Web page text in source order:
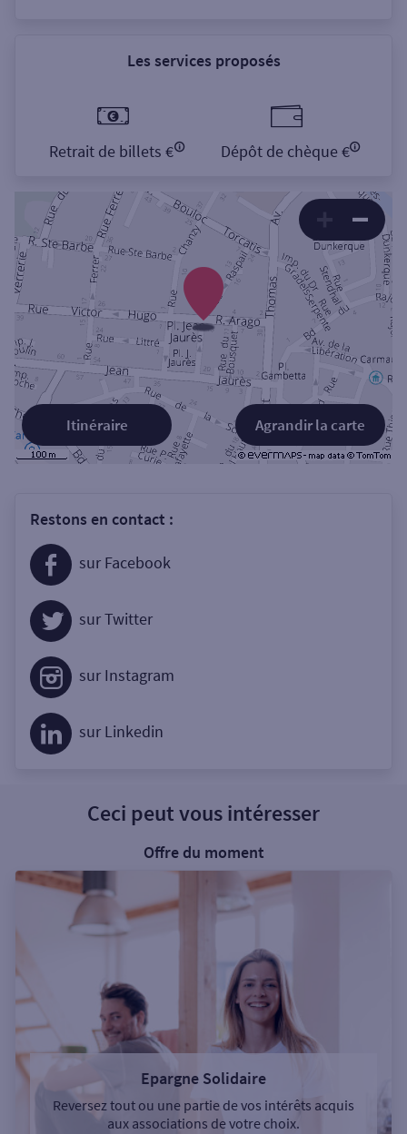
Les services proposés
Retrait de billets € Dépôt de chèque €
Agrandir la carte
Itinéraire
Restons en contact :
sur Facebook
sur Twitter
sur Instagram
sur Linkedin
Ceci peut vous intéresser
Offre du moment
Epargne Solidaire
Reversez tout ou une partie de vos intérêts acquis
aux associations de votre choix.